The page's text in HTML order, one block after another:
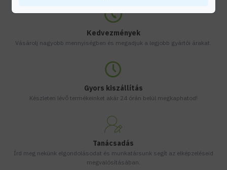
Kedvezmények
Vásárolj nagyobb mennyiségben és megadjuk a legjobb gyártói árakat.
Gyors kiszállítás
Készleten lévő termékeinket akár 24 órán belül megkaphatod!
Tanácsadás
Írd meg nekünk elgondolásodat és munkatársunk segít az elképzeléseid
megvalósításában.